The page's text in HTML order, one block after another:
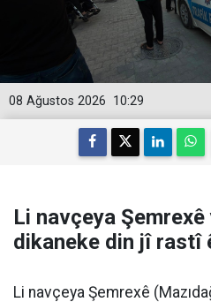
10:29
08 Ağustos 2026
Li navçeya
dikaneke din jî rastî
Li navçeya Şemrexê